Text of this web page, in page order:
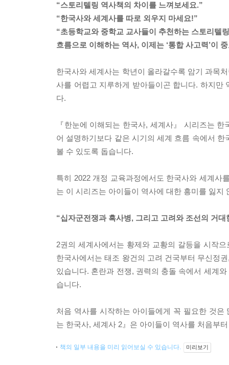
“스토리텔링 역사책의 차이를 느껴보세요.”
“한국사와 세계사를 따로 외우지 마세요!”
“초등학교와 중학교 교사들이 추천하는 스토리텔
흐름으로 이해하는 역사, 이제는 ‘통합 사고력’이
한국사와 세계사는 학년이 올라갈수록 암기 과목
사를 어렵고 지루하게 받아들이곤 합니다. 하지만
다.
『한눈에 이해되는 한국사, 세계사』 시리즈는
어 설명하기보다 같은 시기의 세계 흐름 속에서
볼 수 있도록 돕습니다.
특히 2022 개정 교육과정에서도 한국사와 세계사
는 이 시리즈는 아이들이 역사에 대한 흥미를 잃
“십자군전쟁과 흑사병, 그리고 고려와 조선의 거대
2권의 세계사에서는 황제와 교황의 갈등을 시작
한국사에서는 태조 왕건의 고려 건국부터 무신정
있습니다. 혼란과 전쟁, 권력의 충돌 속에서 세계
습니다.
처음 역사를 시작하는 아이들에게 꼭 필요한 것은
는 한국사, 세계사 2』은 아이들이 역사를 처음부
책의 일부 내용을 미리 읽어보실 수 있습니다. 미리보기